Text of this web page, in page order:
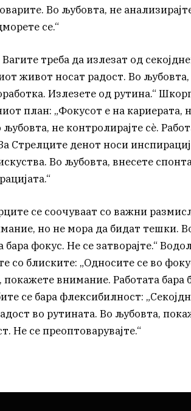
Во љубовта, не
се.“
Вагите треба да излезат од
живот носат радост. Во
Излезете од рутина.“
план: „Фокусот е на кариерата,
не контролирајте сè.
Стрелците денот носи
Во љубовта, внесете
се соочуваат со важни
но не мора да бидат тешки.
бара фокус. Не се затворајте.“
со блиските: „Односите се во
внимание. Работата бара
се бара флексибилност:
во рутината. Во љубовта,
Не се преоптоварувајте.“